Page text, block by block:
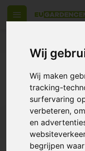
Wij
Wij maken
tracking-
surfervaring
verbeteren,
en
begrijpen
Producten
Generator